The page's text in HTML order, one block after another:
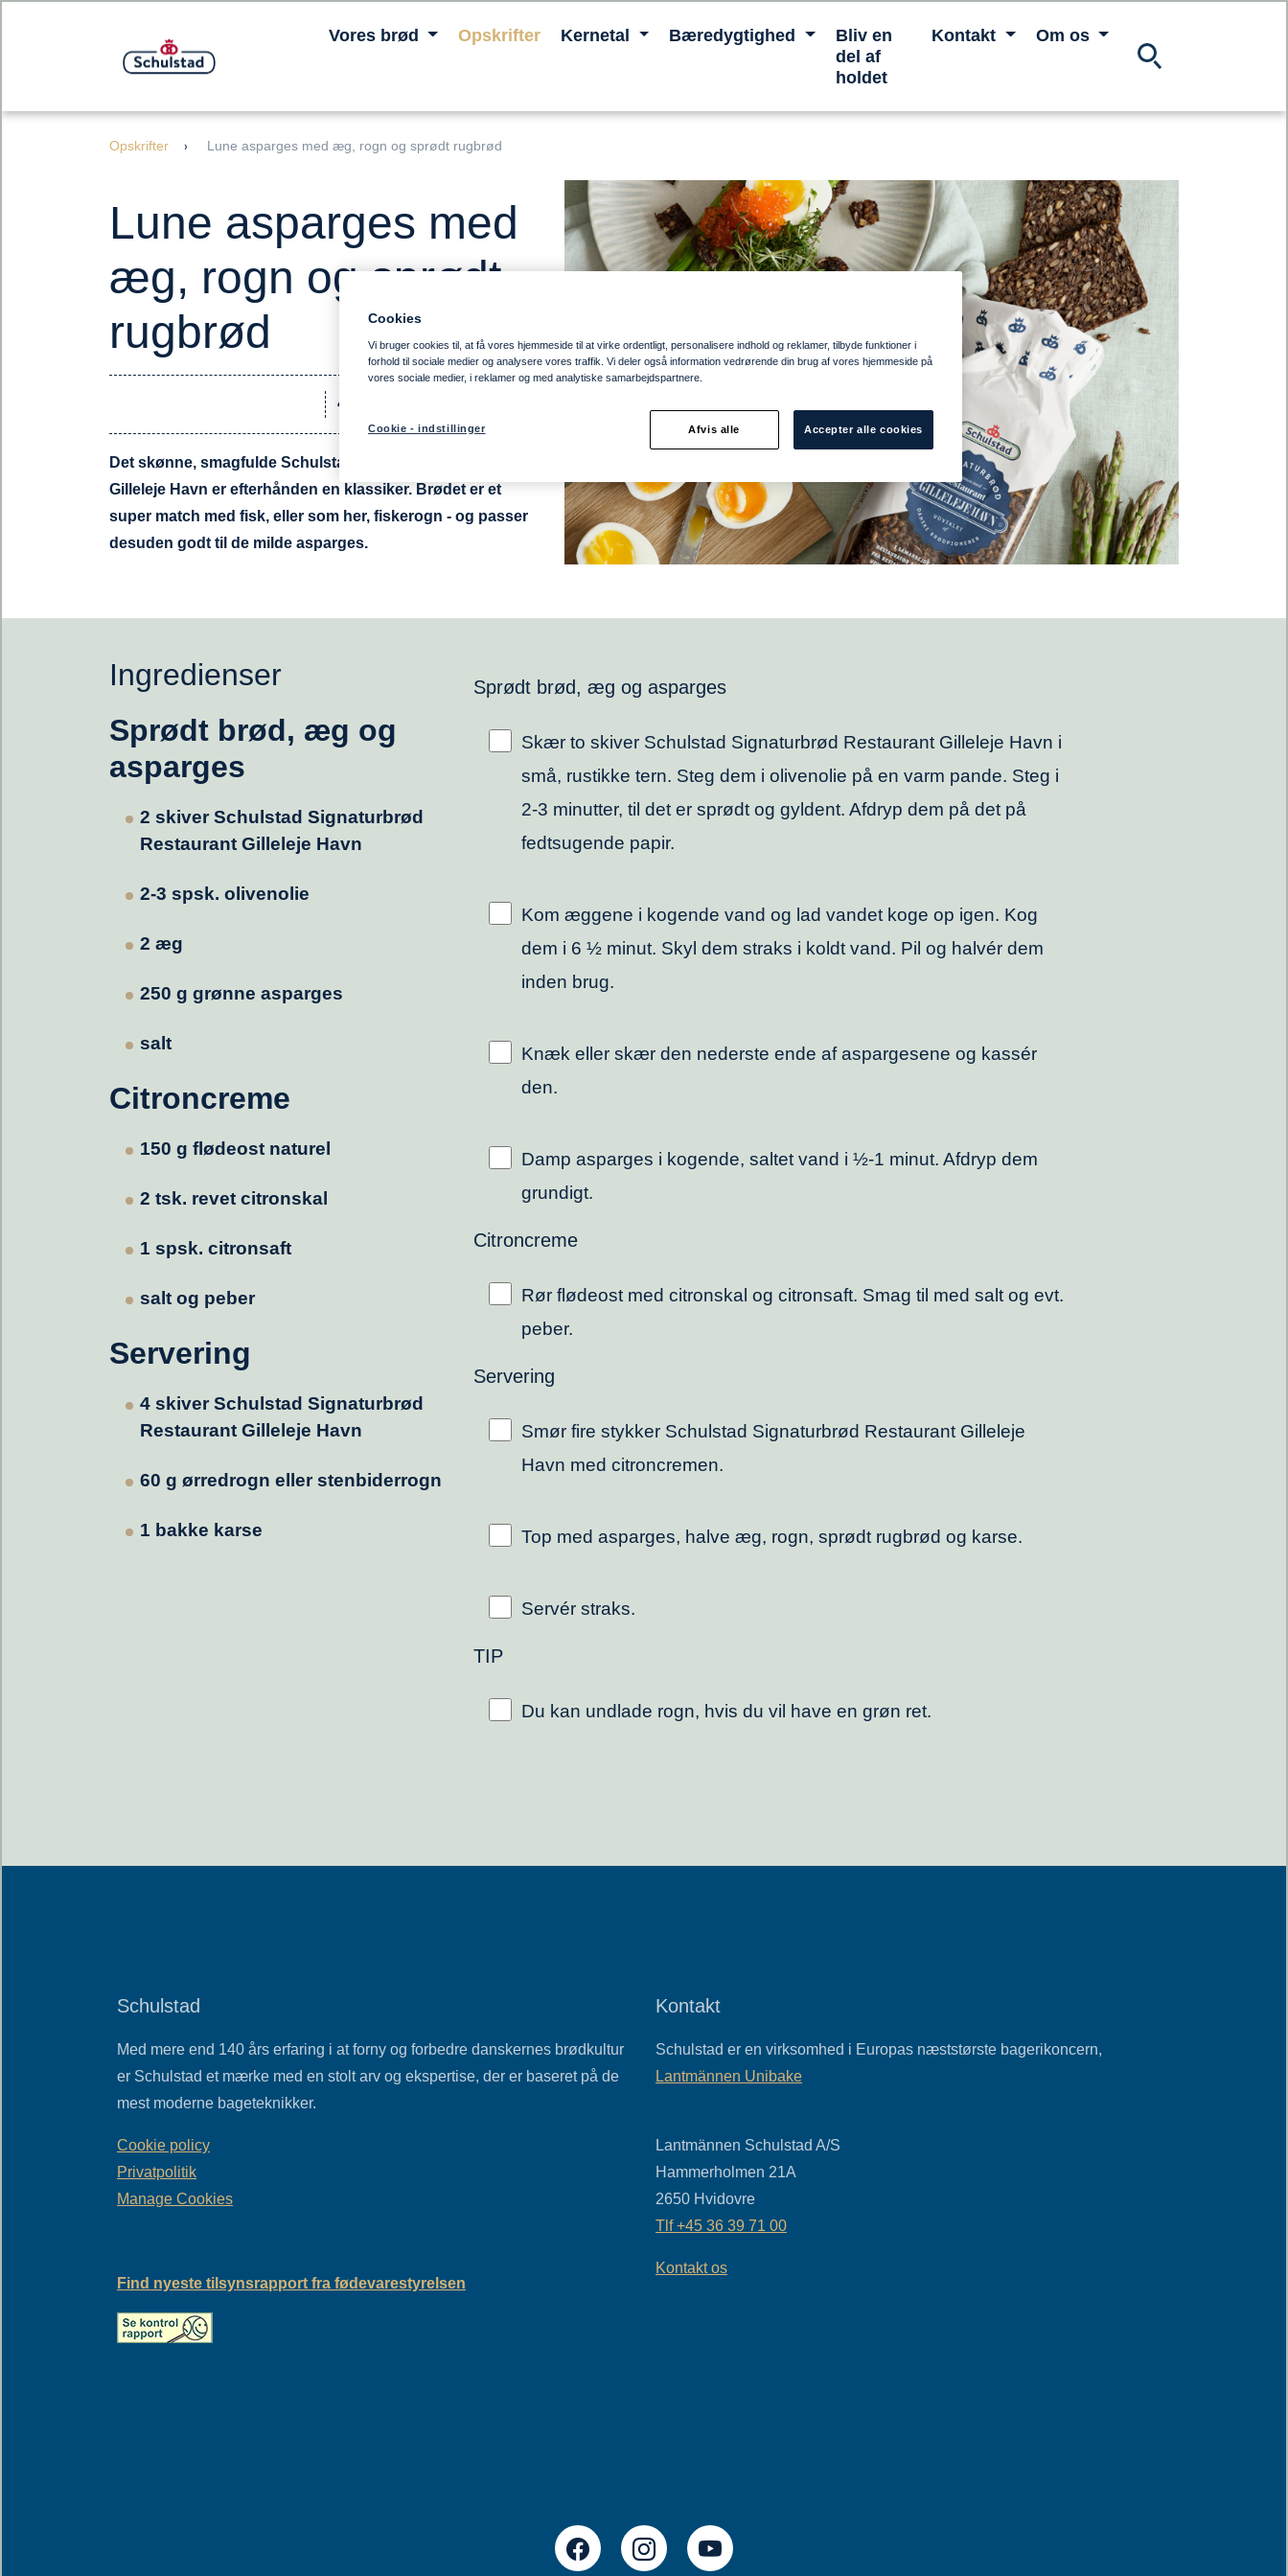
Vores brød Opskrifter Kernetal Bæredygtighed
Bliv en
del af
holdet
Kontakt Om os
Opskrifter Lune asparges med æg, rogn og sprødt rugbrød
Lune asparges med
æg, rogn og sprødt
rugbrød
4 Styk
Det skønne, smagfulde Schulstad Signaturbrød Restaurant
Gilleleje Havn er efterhånden en klassiker. Brødet er et
super match med fisk, eller som her, fiskerogn - og passer
desuden godt til de milde asparges.
Ingredienser
Sprødt brød, æg og
asparges
2 skiver Schulstad Signaturbrød
Restaurant Gilleleje Havn
2-3 spsk. olivenolie
2 æg
250 g grønne asparges
salt
Citroncreme
150 g flødeost naturel
2 tsk. revet citronskal
1 spsk. citronsaft
salt og peber
Servering
4 skiver Schulstad Signaturbrød
Restaurant Gilleleje Havn
60 g ørredrogn eller stenbiderrogn
1 bakke karse
Sprødt brød, æg og asparges
Skær to skiver Schulstad Signaturbrød Restaurant Gilleleje Havn i
små, rustikke tern. Steg dem i olivenolie på en varm pande. Steg i
2-3 minutter, til det er sprødt og gyldent. Afdryp dem på det på
fedtsugende papir.
Kom æggene i kogende vand og lad vandet koge op igen. Kog
dem i 6 ½ minut. Skyl dem straks i koldt vand. Pil og halvér dem
inden brug.
Knæk eller skær den nederste ende af aspargesene og kassér
den.
Damp asparges i kogende, saltet vand i ½-1 minut. Afdryp dem
grundigt.
Citroncreme
Rør flødeost med citronskal og citronsaft. Smag til med salt og evt.
peber.
Servering
Smør fire stykker Schulstad Signaturbrød Restaurant Gilleleje
Havn med citroncremen.
Top med asparges, halve æg, rogn, sprødt rugbrød og karse.
Servér straks.
TIP
Du kan undlade rogn, hvis du vil have en grøn ret.
Schulstad
Med mere end 140 års erfaring i at forny og forbedre danskernes brødkultur
er Schulstad et mærke med en stolt arv og ekspertise, der er baseret på de
mest moderne bageteknikker.
Cookie policy
Privatpolitik
Manage Cookies
Find nyeste tilsynsrapport fra fødevarestyrelsen
Kontakt
Schulstad er en virksomhed i Europas næststørste bagerikoncern,
Lantmännen Unibake
Lantmännen Schulstad A/S
Hammerholmen 21A
2650 Hvidovre
Tlf+45 36 39 71 00
Kontakt os
Cookies
Vi bruger cookies til, at få vores hjemmeside til at virke ordentligt, personalisere indhold og reklamer, tilbyde funktioner i
forhold til sociale medier og analysere vores traffik. Vi deler også information vedrørende din brug af vores hjemmeside på
vores sociale medier, i reklamer og med analytiske samarbejdspartnere.
Cookie - indstillinger Afvis alle Accepter alle cookies